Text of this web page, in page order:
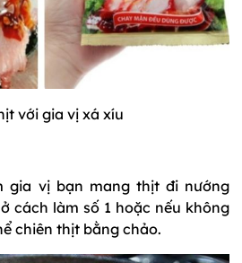
với gia vị xá xíu
gia vị bạn mang thịt đi nướng
cách làm số 1 hoặc nếu không
chiên thịt bằng chảo.